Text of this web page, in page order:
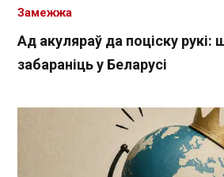
Ад акуляраў да поціску
забараніць у Беларусі
Замежжа